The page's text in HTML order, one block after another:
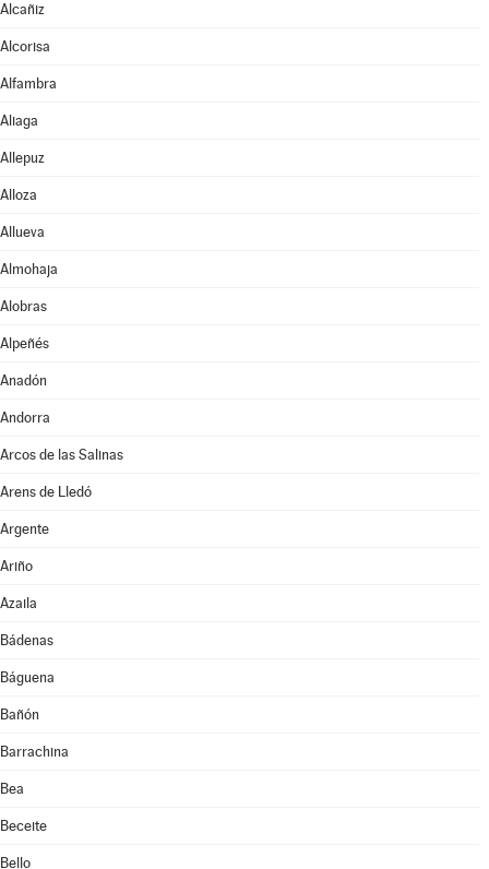
Alcañiz
Alcorisa
Alfambra
Aliaga
Allepuz
Alloza
Allueva
Almohaja
Alobras
Alpeñés
Anadón
Andorra
Arcos de las Salinas
Arens de Lledó
Argente
Ariño
Azaila
Bádenas
Báguena
Bañón
Barrachina
Bea
Beceite
Bello